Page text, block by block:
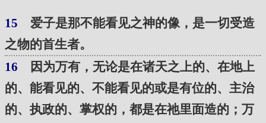
15 爱子是那不能看见之神的像，是一切受造
之物的首生者。
16 因为万有，无论是在诸天之上的、在地上
的、能看见的、不能看见的或是有位的、主治
的、执政的、掌权的，都是在祂里面造的；万